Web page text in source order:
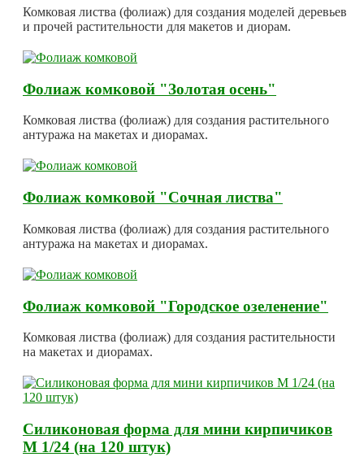
Комковая листва (фолиаж) для создания моделей деревьев
и прочей растительности для макетов и диорам.
Фолиаж комковой "Золотая осень"
Комковая листва (фолиаж) для создания растительного
антуража на макетах и диорамах.
Фолиаж комковой "Сочная листва"
Комковая листва (фолиаж) для создания растительного
антуража на макетах и диорамах.
Фолиаж комковой "Городское озеленение"
Комковая листва (фолиаж) для создания растительности
на макетах и диорамах.
Силиконовая форма для мини кирпичиков
М 1/24 (на 120 штук)